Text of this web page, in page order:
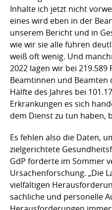
Inhalte ich jetzt nicht
eines wird eben in der
unserem Bericht und in
wie wir sie alle führen
weiß oft wenig. Und
2022 lagen wir bei 219.589
Beamtinnen und Beamten
Hälfte des Jahres bei
Erkrankungen es sich
dem Dienst zu tun haben,
Es fehlen also die Daten,
zielgerichtete
GdP forderte im Sommer
Ursachenforschung. „Die
vielfältigen
sachliche und personelle